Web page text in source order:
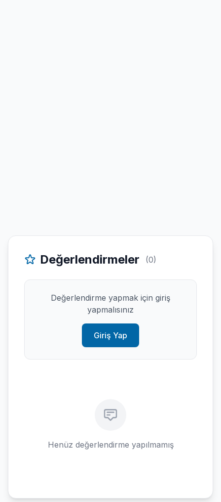
Değerlendirmeler (0)
Değerlendirme yapmak için giriş
yapmalısınız
Giriş Yap
Henüz değerlendirme yapılmamış